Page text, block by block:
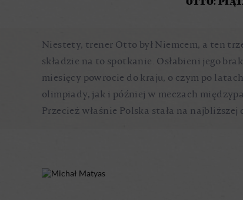
Niestety, trener Otto był Niemcem, a ten
składzie na to spotkanie. Osłabieni jego
miesięcy powrocie do kraju, o czym po
olimpiady, jak i później w meczach
Przecież właśnie Polska stała na